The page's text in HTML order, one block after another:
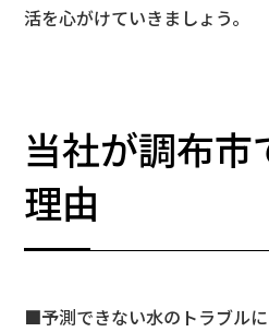
活を心がけていきましょう。
当社が調布市
理由
■予測できない水のトラブルに